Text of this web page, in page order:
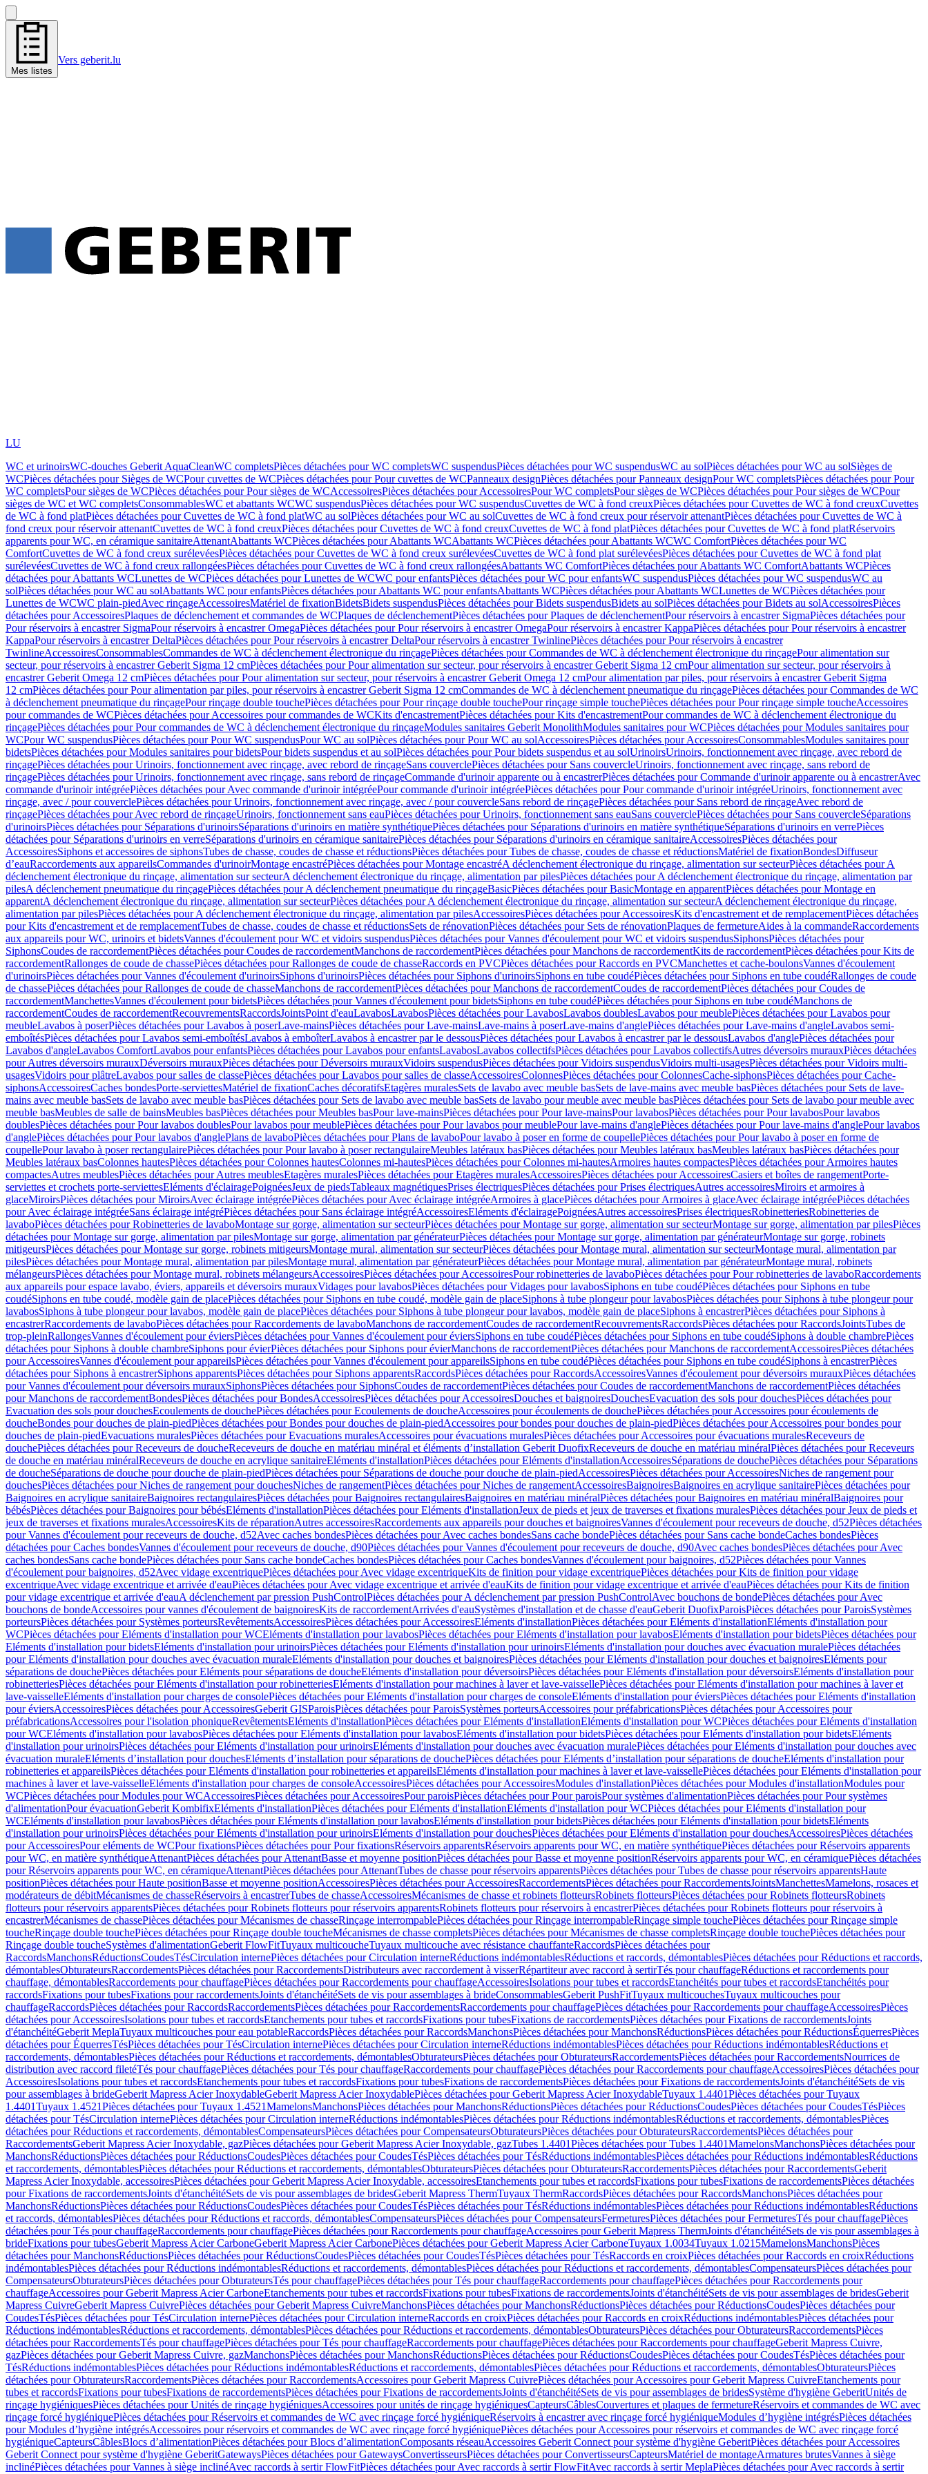
Mes listes
Vers geberit.lu
LU
WC et urinoirsWC-douches Geberit AquaCleanWC completsPièces détachées pour WC completsWC suspendusPièces détachées pour WC suspendusWC au solPièces détachées pour WC au solSièges de
WCPièces détachées pour Sièges de WCPour cuvettes de WCPièces détachées pour Pour cuvettes de WCPanneaux designPièces détachées pour Panneaux designPour WC completsPièces détachées pour Pour
WC completsPour sièges de WCPièces détachées pour Pour sièges de WCAccessoiresPièces détachées pour AccessoiresPour WC completsPour sièges de WCPièces détachées pour Pour sièges de WCPour
sièges de WC et WC completsConsommablesWC et abattants WCWC suspendusPièces détachées pour WC suspendusCuvettes de WC à fond creuxPièces détachées pour Cuvettes de WC à fond creuxCuvettes
de WC à fond platPièces détachées pour Cuvettes de WC à fond platWC au solPièces détachées pour WC au solCuvettes de WC à fond creux pour réservoir attenantPièces détachées pour Cuvettes de WC à
fond creux pour réservoir attenantCuvettes de WC à fond creuxPièces détachées pour Cuvettes de WC à fond creuxCuvettes de WC à fond platPièces détachées pour Cuvettes de WC à fond platRéservoirs
apparents pour WC, en céramique sanitaireAttenantAbattants WCPièces détachées pour Abattants WCAbattants WCPièces détachées pour Abattants WCWC ComfortPièces détachées pour WC
ComfortCuvettes de WC à fond creux surélevéesPièces détachées pour Cuvettes de WC à fond creux surélevéesCuvettes de WC à fond plat surélevéesPièces détachées pour Cuvettes de WC à fond plat
surélevéesCuvettes de WC à fond creux rallongéesPièces détachées pour Cuvettes de WC à fond creux rallongéesAbattants WC ComfortPièces détachées pour Abattants WC ComfortAbattants WCPièces
détachées pour Abattants WCLunettes de WCPièces détachées pour Lunettes de WCWC pour enfantsPièces détachées pour WC pour enfantsWC suspendusPièces détachées pour WC suspendusWC au
solPièces détachées pour WC au solAbattants WC pour enfantsPièces détachées pour Abattants WC pour enfantsAbattants WCPièces détachées pour Abattants WCLunettes de WCPièces détachées pour
Lunettes de WCWC plain-piedAvec rinçageAccessoiresMatériel de fixationBidetsBidets suspendusPièces détachées pour Bidets suspendusBidets au solPièces détachées pour Bidets au solAccessoiresPièces
détachées pour AccessoiresPlaques de déclenchement et commandes de WCPlaques de déclenchementPièces détachées pour Plaques de déclenchementPour réservoirs à encastrer SigmaPièces détachées pour
Pour réservoirs à encastrer SigmaPour réservoirs à encastrer OmegaPièces détachées pour Pour réservoirs à encastrer OmegaPour réservoirs à encastrer KappaPièces détachées pour Pour réservoirs à encastrer
KappaPour réservoirs à encastrer DeltaPièces détachées pour Pour réservoirs à encastrer DeltaPour réservoirs à encastrer TwinlinePièces détachées pour Pour réservoirs à encastrer
TwinlineAccessoiresConsommablesCommandes de WC à déclenchement électronique du rinçagePièces détachées pour Commandes de WC à déclenchement électronique du rinçagePour alimentation sur
secteur, pour réservoirs à encastrer Geberit Sigma 12 cmPièces détachées pour Pour alimentation sur secteur, pour réservoirs à encastrer Geberit Sigma 12 cmPour alimentation sur secteur, pour réservoirs à
encastrer Geberit Omega 12 cmPièces détachées pour Pour alimentation sur secteur, pour réservoirs à encastrer Geberit Omega 12 cmPour alimentation par piles, pour réservoirs à encastrer Geberit Sigma
12 cmPièces détachées pour Pour alimentation par piles, pour réservoirs à encastrer Geberit Sigma 12 cmCommandes de WC à déclenchement pneumatique du rinçagePièces détachées pour Commandes de WC
à déclenchement pneumatique du rinçagePour rinçage double touchePièces détachées pour Pour rinçage double touchePour rinçage simple touchePièces détachées pour Pour rinçage simple toucheAccessoires
pour commandes de WCPièces détachées pour Accessoires pour commandes de WCKits d'encastrementPièces détachées pour Kits d'encastrementPour commandes de WC à déclenchement électronique du
rinçagePièces détachées pour Pour commandes de WC à déclenchement électronique du rinçageModules sanitaires Geberit MonolithModules sanitaires pour WCPièces détachées pour Modules sanitaires pour
WCPour WC suspendusPièces détachées pour Pour WC suspendusPour WC au solPièces détachées pour Pour WC au solAccessoiresPièces détachées pour AccessoiresConsommablesModules sanitaires pour
bidetsPièces détachées pour Modules sanitaires pour bidetsPour bidets suspendus et au solPièces détachées pour Pour bidets suspendus et au solUrinoirsUrinoirs, fonctionnement avec rinçage, avec rebord de
rinçagePièces détachées pour Urinoirs, fonctionnement avec rinçage, avec rebord de rinçageSans couverclePièces détachées pour Sans couvercleUrinoirs, fonctionnement avec rinçage, sans rebord de
rinçagePièces détachées pour Urinoirs, fonctionnement avec rinçage, sans rebord de rinçageCommande d'urinoir apparente ou à encastrerPièces détachées pour Commande d'urinoir apparente ou à encastrerAvec
commande d'urinoir intégréePièces détachées pour Avec commande d'urinoir intégréePour commande d'urinoir intégréePièces détachées pour Pour commande d'urinoir intégréeUrinoirs, fonctionnement avec
rinçage, avec / pour couverclePièces détachées pour Urinoirs, fonctionnement avec rinçage, avec / pour couvercleSans rebord de rinçagePièces détachées pour Sans rebord de rinçageAvec rebord de
rinçagePièces détachées pour Avec rebord de rinçageUrinoirs, fonctionnement sans eauPièces détachées pour Urinoirs, fonctionnement sans eauSans couverclePièces détachées pour Sans couvercleSéparations
d'urinoirsPièces détachées pour Séparations d'urinoirsSéparations d'urinoirs en matière synthétiquePièces détachées pour Séparations d'urinoirs en matière synthétiqueSéparations d'urinoirs en verrePièces
détachées pour Séparations d'urinoirs en verreSéparations d'urinoirs en céramique sanitairePièces détachées pour Séparations d'urinoirs en céramique sanitaireAccessoiresPièces détachées pour
AccessoiresSiphons et accessoires de siphonsTubes de chasse, coudes de chasse et réductionsPièces détachées pour Tubes de chasse, coudes de chasse et réductionsMatériel de fixationBondesDiffuseur
d’eauRaccordements aux appareilsCommandes d'urinoirMontage encastréPièces détachées pour Montage encastréA déclenchement électronique du rinçage, alimentation sur secteurPièces détachées pour A
déclenchement électronique du rinçage, alimentation sur secteurA déclenchement électronique du rinçage, alimentation par pilesPièces détachées pour A déclenchement électronique du rinçage, alimentation par
pilesA déclenchement pneumatique du rinçagePièces détachées pour A déclenchement pneumatique du rinçageBasicPièces détachées pour BasicMontage en apparentPièces détachées pour Montage en
apparentA déclenchement électronique du rinçage, alimentation sur secteurPièces détachées pour A déclenchement électronique du rinçage, alimentation sur secteurA déclenchement électronique du rinçage,
alimentation par pilesPièces détachées pour A déclenchement électronique du rinçage, alimentation par pilesAccessoiresPièces détachées pour AccessoiresKits d'encastrement et de remplacementPièces détachées
pour Kits d'encastrement et de remplacementTubes de chasse, coudes de chasse et réductionsSets de rénovationPièces détachées pour Sets de rénovationPlaques de fermetureAides à la commandeRaccordements
aux appareils pour WC, urinoirs et bidetsVannes d'écoulement pour WC et vidoirs suspendusPièces détachées pour Vannes d'écoulement pour WC et vidoirs suspendusSiphonsPièces détachées pour
SiphonsCoudes de raccordementPièces détachées pour Coudes de raccordementManchons de raccordementPièces détachées pour Manchons de raccordementKits de raccordementPièces détachées pour Kits de
raccordementRallonges de coude de chassePièces détachées pour Rallonges de coude de chasseRaccords en PVCPièces détachées pour Raccords en PVCManchettes et cache-boulonsVannes d'écoulement
d'urinoirsPièces détachées pour Vannes d'écoulement d'urinoirsSiphons d'urinoirsPièces détachées pour Siphons d'urinoirsSiphons en tube coudéPièces détachées pour Siphons en tube coudéRallonges de coude
de chassePièces détachées pour Rallonges de coude de chasseManchons de raccordementPièces détachées pour Manchons de raccordementCoudes de raccordementPièces détachées pour Coudes de
raccordementManchettesVannes d'écoulement pour bidetsPièces détachées pour Vannes d'écoulement pour bidetsSiphons en tube coudéPièces détachées pour Siphons en tube coudéManchons de
raccordementCoudes de raccordementRecouvrementsRaccordsJointsPoint d'eauLavabosLavabosPièces détachées pour LavabosLavabos doublesLavabos pour meublePièces détachées pour Lavabos pour
meubleLavabos à poserPièces détachées pour Lavabos à poserLave-mainsPièces détachées pour Lave-mainsLave-mains à poserLave-mains d'anglePièces détachées pour Lave-mains d'angleLavabos semi-
emboîtésPièces détachées pour Lavabos semi-emboîtésLavabos à emboîterLavabos à encastrer par le dessousPièces détachées pour Lavabos à encastrer par le dessousLavabos d'anglePièces détachées pour
Lavabos d'angleLavabos ComfortLavabos pour enfantsPièces détachées pour Lavabos pour enfantsLavabosLavabos collectifsPièces détachées pour Lavabos collectifsAutres déversoirs murauxPièces détachées
pour Autres déversoirs murauxDéversoirs murauxPièces détachées pour Déversoirs murauxVidoirs suspendusPièces détachées pour Vidoirs suspendusVidoirs multi-usagesPièces détachées pour Vidoirs multi-
usagesVidoirs pour plâtreLavabos pour salles de classePièces détachées pour Lavabos pour salles de classeAccessoiresColonnesPièces détachées pour ColonnesCache-siphonsPièces détachées pour Cache-
siphonsAccessoiresCaches bondesPorte-serviettesMatériel de fixationCaches décoratifsEtagères muralesSets de lavabo avec meuble basSets de lave-mains avec meuble basPièces détachées pour Sets de lave-
mains avec meuble basSets de lavabo avec meuble basPièces détachées pour Sets de lavabo avec meuble basSets de lavabo pour meuble avec meuble basPièces détachées pour Sets de lavabo pour meuble avec
meuble basMeubles de salle de bainsMeubles basPièces détachées pour Meubles basPour lave-mainsPièces détachées pour Pour lave-mainsPour lavabosPièces détachées pour Pour lavabosPour lavabos
doublesPièces détachées pour Pour lavabos doublesPour lavabos pour meublePièces détachées pour Pour lavabos pour meublePour lave-mains d'anglePièces détachées pour Pour lave-mains d'anglePour lavabos
d'anglePièces détachées pour Pour lavabos d'anglePlans de lavaboPièces détachées pour Plans de lavaboPour lavabo à poser en forme de coupellePièces détachées pour Pour lavabo à poser en forme de
coupellePour lavabo à poser rectangulairePièces détachées pour Pour lavabo à poser rectangulaireMeubles latéraux basPièces détachées pour Meubles latéraux basMeubles latéraux basPièces détachées pour
Meubles latéraux basColonnes hautesPièces détachées pour Colonnes hautesColonnes mi-hautesPièces détachées pour Colonnes mi-hautesArmoires hautes compactesPièces détachées pour Armoires hautes
compactesAutres meublesPièces détachées pour Autres meublesEtagères muralesPièces détachées pour Etagères muralesAccessoiresPièces détachées pour AccessoiresCasiers et boîtes de rangementPorte-
serviettes et crochets porte-serviettesEléments d'éclairagePoignéesJeux de piedsTableaux magnétiquesPrises électriquesPièces détachées pour Prises électriquesAutres accessoiresMiroirs et armoires à
glaceMiroirsPièces détachées pour MiroirsAvec éclairage intégréePièces détachées pour Avec éclairage intégréeArmoires à glacePièces détachées pour Armoires à glaceAvec éclairage intégréePièces détachées
pour Avec éclairage intégréeSans éclairage intégréPièces détachées pour Sans éclairage intégréAccessoiresEléments d'éclairagePoignéesAutres accessoiresPrises électriquesRobinetteriesRobinetteries de
lavaboPièces détachées pour Robinetteries de lavaboMontage sur gorge, alimentation sur secteurPièces détachées pour Montage sur gorge, alimentation sur secteurMontage sur gorge, alimentation par pilesPièces
détachées pour Montage sur gorge, alimentation par pilesMontage sur gorge, alimentation par générateurPièces détachées pour Montage sur gorge, alimentation par générateurMontage sur gorge, robinets
mitigeursPièces détachées pour Montage sur gorge, robinets mitigeursMontage mural, alimentation sur secteurPièces détachées pour Montage mural, alimentation sur secteurMontage mural, alimentation par
pilesPièces détachées pour Montage mural, alimentation par pilesMontage mural, alimentation par générateurPièces détachées pour Montage mural, alimentation par générateurMontage mural, robinets
mélangeursPièces détachées pour Montage mural, robinets mélangeursAccessoiresPièces détachées pour AccessoiresPour robinetteries de lavaboPièces détachées pour Pour robinetteries de lavaboRaccordements
aux appareils pour espace lavabo, éviers, appareils et déversoirs murauxVidages pour lavabosPièces détachées pour Vidages pour lavabosSiphons en tube coudéPièces détachées pour Siphons en tube
coudéSiphons en tube coudé, modèle gain de placePièces détachées pour Siphons en tube coudé, modèle gain de placeSiphons à tube plongeur pour lavabosPièces détachées pour Siphons à tube plongeur pour
lavabosSiphons à tube plongeur pour lavabos, modèle gain de placePièces détachées pour Siphons à tube plongeur pour lavabos, modèle gain de placeSiphons à encastrerPièces détachées pour Siphons à
encastrerRaccordements de lavaboPièces détachées pour Raccordements de lavaboManchons de raccordementCoudes de raccordementRecouvrementsRaccordsPièces détachées pour RaccordsJointsTubes de
trop-pleinRallongesVannes d'écoulement pour éviersPièces détachées pour Vannes d'écoulement pour éviersSiphons en tube coudéPièces détachées pour Siphons en tube coudéSiphons à double chambrePièces
détachées pour Siphons à double chambreSiphons pour évierPièces détachées pour Siphons pour évierManchons de raccordementPièces détachées pour Manchons de raccordementAccessoiresPièces détachées
pour AccessoiresVannes d'écoulement pour appareilsPièces détachées pour Vannes d'écoulement pour appareilsSiphons en tube coudéPièces détachées pour Siphons en tube coudéSiphons à encastrerPièces
détachées pour Siphons à encastrerSiphons apparentsPièces détachées pour Siphons apparentsRaccordsPièces détachées pour RaccordsAccessoiresVannes d'écoulement pour déversoirs murauxPièces détachées
pour Vannes d'écoulement pour déversoirs murauxSiphonsPièces détachées pour SiphonsCoudes de raccordementPièces détachées pour Coudes de raccordementManchons de raccordementPièces détachées
pour Manchons de raccordementBondesPièces détachées pour BondesAccessoiresPièces détachées pour AccessoiresDouches et baignoiresDouchesEvacuation des sols pour douchesPièces détachées pour
Evacuation des sols pour douchesEcoulements de douchePièces détachées pour Ecoulements de doucheAccessoires pour écoulements de douchePièces détachées pour Accessoires pour écoulements de
doucheBondes pour douches de plain-piedPièces détachées pour Bondes pour douches de plain-piedAccessoires pour bondes pour douches de plain-piedPièces détachées pour Accessoires pour bondes pour
douches de plain-piedEvacuations muralesPièces détachées pour Evacuations muralesAccessoires pour évacuations muralesPièces détachées pour Accessoires pour évacuations muralesReceveurs de
douchePièces détachées pour Receveurs de doucheReceveurs de douche en matériau minéral et éléments d’installation Geberit DuofixReceveurs de douche en matériau minéralPièces détachées pour Receveurs
de douche en matériau minéralReceveurs de douche en acrylique sanitaireEléments d'installationPièces détachées pour Eléments d'installationAccessoiresSéparations de douchePièces détachées pour Séparations
de doucheSéparations de douche pour douche de plain-piedPièces détachées pour Séparations de douche pour douche de plain-piedAccessoiresPièces détachées pour AccessoiresNiches de rangement pour
douchesPièces détachées pour Niches de rangement pour douchesNiches de rangementPièces détachées pour Niches de rangementAccessoiresBaignoiresBaignoires en acrylique sanitairePièces détachées pour
Baignoires en acrylique sanitaireBaignoires rectangulairesPièces détachées pour Baignoires rectangulairesBaignoires en matériau minéralPièces détachées pour Baignoires en matériau minéralBaignoires pour
bébésPièces détachées pour Baignoires pour bébésEléments d'installationPièces détachées pour Eléments d'installationJeux de pieds et jeux de traverses et fixations muralesPièces détachées pour Jeux de pieds et
jeux de traverses et fixations muralesAccessoiresKits de réparationAutres accessoiresRaccordements aux appareils pour douches et baignoiresVannes d'écoulement pour receveurs de douche, d52Pièces détachées
pour Vannes d'écoulement pour receveurs de douche, d52Avec caches bondesPièces détachées pour Avec caches bondesSans cache bondePièces détachées pour Sans cache bondeCaches bondesPièces
détachées pour Caches bondesVannes d'écoulement pour receveurs de douche, d90Pièces détachées pour Vannes d'écoulement pour receveurs de douche, d90Avec caches bondesPièces détachées pour Avec
caches bondesSans cache bondePièces détachées pour Sans cache bondeCaches bondesPièces détachées pour Caches bondesVannes d'écoulement pour baignoires, d52Pièces détachées pour Vannes
d'écoulement pour baignoires, d52Avec vidage excentriquePièces détachées pour Avec vidage excentriqueKits de finition pour vidage excentriquePièces détachées pour Kits de finition pour vidage
excentriqueAvec vidage excentrique et arrivée d'eauPièces détachées pour Avec vidage excentrique et arrivée d'eauKits de finition pour vidage excentrique et arrivée d'eauPièces détachées pour Kits de finition
pour vidage excentrique et arrivée d'eauA déclenchement par pression PushControlPièces détachées pour A déclenchement par pression PushControlAvec bouchons de bondePièces détachées pour Avec
bouchons de bondeAccessoires pour vannes d'écoulement de baignoiresKits de raccordementArrivées d'eauSystèmes d'installation et de chasse d'eauGeberit DuofixParoisPièces détachées pour ParoisSystèmes
porteursPièces détachées pour Systèmes porteursRevêtementsAccessoiresPièces détachées pour AccessoiresEléments d'installationPièces détachées pour Eléments d'installationEléments d'installation pour
WCPièces détachées pour Eléments d'installation pour WCEléments d'installation pour lavabosPièces détachées pour Eléments d'installation pour lavabosEléments d'installation pour bidetsPièces détachées pour
Eléments d'installation pour bidetsEléments d'installation pour urinoirsPièces détachées pour Eléments d'installation pour urinoirsEléments d'installation pour douches avec évacuation muralePièces détachées
pour Eléments d'installation pour douches avec évacuation muraleEléments d'installation pour douches et baignoiresPièces détachées pour Eléments d'installation pour douches et baignoiresEléments pour
séparations de douchePièces détachées pour Eléments pour séparations de doucheEléments d'installation pour déversoirsPièces détachées pour Eléments d'installation pour déversoirsEléments d'installation pour
robinetteriesPièces détachées pour Eléments d'installation pour robinetteriesEléments d'installation pour machines à laver et lave-vaissellePièces détachées pour Eléments d'installation pour machines à laver et
lave-vaisselleEléments d'installation pour charges de consolePièces détachées pour Eléments d'installation pour charges de consoleEléments d'installation pour éviersPièces détachées pour Eléments d'installation
pour éviersAccessoiresPièces détachées pour AccessoiresGeberit GISParoisPièces détachées pour ParoisSystèmes porteursAccessoires pour préfabricationsPièces détachées pour Accessoires pour
préfabricationsAccessoires pour l'isolation phoniqueRevêtementsEléments d'installationPièces détachées pour Eléments d'installationEléments d'installation pour WCPièces détachées pour Eléments d'installation
pour WCEléments d'installation pour lavabosPièces détachées pour Eléments d'installation pour lavabosEléments d'installation pour bidetsPièces détachées pour Eléments d'installation pour bidetsEléments
d'installation pour urinoirsPièces détachées pour Eléments d'installation pour urinoirsEléments d'installation pour douches avec évacuation muralePièces détachées pour Eléments d'installation pour douches avec
évacuation muraleEléments d’installation pour douchesEléments d’installation pour séparations de douchePièces détachées pour Eléments d’installation pour séparations de doucheEléments d'installation pour
robinetteries et appareilsPièces détachées pour Eléments d'installation pour robinetteries et appareilsEléments d'installation pour machines à laver et lave-vaissellePièces détachées pour Eléments d'installation pour
machines à laver et lave-vaisselleEléments d'installation pour charges de consoleAccessoiresPièces détachées pour AccessoiresModules d'installationPièces détachées pour Modules d'installationModules pour
WCPièces détachées pour Modules pour WCAccessoiresPièces détachées pour AccessoiresPour paroisPièces détachées pour Pour paroisPour systèmes d'alimentationPièces détachées pour Pour systèmes
d'alimentationPour évacuationGeberit KombifixEléments d'installationPièces détachées pour Eléments d'installationEléments d'installation pour WCPièces détachées pour Eléments d'installation pour
WCEléments d'installation pour lavabosPièces détachées pour Eléments d'installation pour lavabosEléments d'installation pour bidetsPièces détachées pour Eléments d'installation pour bidetsEléments
d'installation pour urinoirsPièces détachées pour Eléments d'installation pour urinoirsEléments d'installation pour douchesPièces détachées pour Eléments d'installation pour douchesAccessoiresPièces détachées
pour AccessoiresPour eléments de WCPour fixationsPièces détachées pour Pour fixationsRéservoirs apparentsRéservoirs apparents pour WC, en matière synthétiquePièces détachées pour Réservoirs apparents
pour WC, en matière synthétiqueAttenantPièces détachées pour AttenantBasse et moyenne positionPièces détachées pour Basse et moyenne positionRéservoirs apparents pour WC, en céramiquePièces détachées
pour Réservoirs apparents pour WC, en céramiqueAttenantPièces détachées pour AttenantTubes de chasse pour réservoirs apparentsPièces détachées pour Tubes de chasse pour réservoirs apparentsHaute
positionPièces détachées pour Haute positionBasse et moyenne positionAccessoiresPièces détachées pour AccessoiresRaccordementsPièces détachées pour RaccordementsJointsManchettesMamelons, rosaces et
modérateurs de débitMécanismes de chasseRéservoirs à encastrerTubes de chasseAccessoiresMécanismes de chasse et robinets flotteursRobinets flotteursPièces détachées pour Robinets flotteursRobinets
flotteurs pour réservoirs apparentsPièces détachées pour Robinets flotteurs pour réservoirs apparentsRobinets flotteurs pour réservoirs à encastrerPièces détachées pour Robinets flotteurs pour réservoirs à
encastrerMécanismes de chassePièces détachées pour Mécanismes de chasseRinçage interrompablePièces détachées pour Rinçage interrompableRinçage simple touchePièces détachées pour Rinçage simple
toucheRinçage double touchePièces détachées pour Rinçage double toucheMécanismes de chasse completsPièces détachées pour Mécanismes de chasse completsRinçage double touchePièces détachées pour
Rinçage double toucheSystèmes d'alimentationGeberit FlowFitTuyaux multicoucheTuyaux multicouche avec résistance chauffanteRaccordsPièces détachées pour
RaccordsManchonsRéductionsCoudesTésCirculation internePièces détachées pour Circulation interneRéductions indémontablesRéductions et raccords, démontablesPièces détachées pour Réductions et raccords,
démontablesObturateursRaccordementsPièces détachées pour RaccordementsDistributeurs avec raccordement à visserRépartiteur avec raccord à sertirTés pour chauffageRéductions et raccordements pour
chauffage, démontablesRaccordements pour chauffagePièces détachées pour Raccordements pour chauffageAccessoiresIsolations pour tubes et raccordsEtanchéités pour tubes et raccordsEtanchéités pour
raccordsFixations pour tubesFixations pour raccordementsJoints d'étanchéitéSets de vis pour assemblages à brideConsommablesGeberit PushFitTuyaux multicouchesTuyaux multicouches pour
chauffageRaccordsPièces détachées pour RaccordsRaccordementsPièces détachées pour RaccordementsRaccordements pour chauffagePièces détachées pour Raccordements pour chauffageAccessoiresPièces
détachées pour AccessoiresIsolations pour tubes et raccordsEtanchements pour tubes et raccordsFixations pour tubesFixations de raccordementsPièces détachées pour Fixations de raccordementsJoints
d'étanchéitéGeberit MeplaTuyaux multicouches pour eau potableRaccordsPièces détachées pour RaccordsManchonsPièces détachées pour ManchonsRéductionsPièces détachées pour RéductionsÉquerresPièces
détachées pour ÉquerresTésPièces détachées pour TésCirculation internePièces détachées pour Circulation interneRéductions indémontablesPièces détachées pour Réductions indémontablesRéductions et
raccordements, démontablesPièces détachées pour Réductions et raccordements, démontablesObturateursPièces détachées pour ObturateursRaccordementsPièces détachées pour RaccordementsNourrices de
distribution avec raccord filetéTés pour chauffagePièces détachées pour Tés pour chauffageRaccordements pour chauffagePièces détachées pour Raccordements pour chauffageAccessoiresPièces détachées pour
AccessoiresIsolations pour tubes et raccordsEtanchements pour tubes et raccordsFixations pour tubesFixations de raccordementsPièces détachées pour Fixations de raccordementsJoints d'étanchéitéSets de vis
pour assemblages à brideGeberit Mapress Acier InoxydableGeberit Mapress Acier InoxydablePièces détachées pour Geberit Mapress Acier InoxydableTuyaux 1.4401Pièces détachées pour Tuyaux
1.4401Tuyaux 1.4521Pièces détachées pour Tuyaux 1.4521MamelonsManchonsPièces détachées pour ManchonsRéductionsPièces détachées pour RéductionsCoudesPièces détachées pour CoudesTésPièces
détachées pour TésCirculation internePièces détachées pour Circulation interneRéductions indémontablesPièces détachées pour Réductions indémontablesRéductions et raccordements, démontablesPièces
détachées pour Réductions et raccordements, démontablesCompensateursPièces détachées pour CompensateursObturateursPièces détachées pour ObturateursRaccordementsPièces détachées pour
RaccordementsGeberit Mapress Acier Inoxydable, gazPièces détachées pour Geberit Mapress Acier Inoxydable, gazTubes 1.4401Pièces détachées pour Tubes 1.4401MamelonsManchonsPièces détachées pour
ManchonsRéductionsPièces détachées pour RéductionsCoudesPièces détachées pour CoudesTésPièces détachées pour TésRéductions indémontablesPièces détachées pour Réductions indémontablesRéductions
et raccordements, démontablesPièces détachées pour Réductions et raccordements, démontablesObturateursPièces détachées pour ObturateursRaccordementsPièces détachées pour RaccordementsGeberit
Mapress Acier Inoxydable, accessoiresPièces détachées pour Geberit Mapress Acier Inoxydable, accessoiresEtanchements pour tubes et raccordsFixations pour tubesFixations de raccordementsPièces détachées
pour Fixations de raccordementsJoints d'étanchéitéSets de vis pour assemblages de bridesGeberit Mapress ThermTuyaux ThermRaccordsPièces détachées pour RaccordsManchonsPièces détachées pour
ManchonsRéductionsPièces détachées pour RéductionsCoudesPièces détachées pour CoudesTésPièces détachées pour TésRéductions indémontablesPièces détachées pour Réductions indémontablesRéductions
et raccords, démontablesPièces détachées pour Réductions et raccords, démontablesCompensateursPièces détachées pour CompensateursFermeturesPièces détachées pour FermeturesTés pour chauffagePièces
détachées pour Tés pour chauffageRaccordements pour chauffagePièces détachées pour Raccordements pour chauffageAccessoires pour Geberit Mapress ThermJoints d'étanchéitéSets de vis pour assemblages à
brideFixations pour tubesGeberit Mapress Acier CarboneGeberit Mapress Acier CarbonePièces détachées pour Geberit Mapress Acier CarboneTuyaux 1.0034Tuyaux 1.0215MamelonsManchonsPièces
détachées pour ManchonsRéductionsPièces détachées pour RéductionsCoudesPièces détachées pour CoudesTésPièces détachées pour TésRaccords en croixPièces détachées pour Raccords en croixRéductions
indémontablesPièces détachées pour Réductions indémontablesRéductions et raccordements, démontablesPièces détachées pour Réductions et raccordements, démontablesCompensateursPièces détachées pour
CompensateursObturateursPièces détachées pour ObturateursTés pour chauffagePièces détachées pour Tés pour chauffageRaccordements pour chauffagePièces détachées pour Raccordements pour
chauffageAccessoires pour Geberit Mapress Acier CarboneEtanchements pour tubes et raccordsFixations pour tubesFixations de raccordementsJoints d'étanchéitéSets de vis pour assemblages de bridesGeberit
Mapress CuivreGeberit Mapress CuivrePièces détachées pour Geberit Mapress CuivreManchonsPièces détachées pour ManchonsRéductionsPièces détachées pour RéductionsCoudesPièces détachées pour
CoudesTésPièces détachées pour TésCirculation internePièces détachées pour Circulation interneRaccords en croixPièces détachées pour Raccords en croixRéductions indémontablesPièces détachées pour
Réductions indémontablesRéductions et raccordements, démontablesPièces détachées pour Réductions et raccordements, démontablesObturateursPièces détachées pour ObturateursRaccordementsPièces
détachées pour RaccordementsTés pour chauffagePièces détachées pour Tés pour chauffageRaccordements pour chauffagePièces détachées pour Raccordements pour chauffageGeberit Mapress Cuivre,
gazPièces détachées pour Geberit Mapress Cuivre, gazManchonsPièces détachées pour ManchonsRéductionsPièces détachées pour RéductionsCoudesPièces détachées pour CoudesTésPièces détachées pour
TésRéductions indémontablesPièces détachées pour Réductions indémontablesRéductions et raccordements, démontablesPièces détachées pour Réductions et raccordements, démontablesObturateursPièces
détachées pour ObturateursRaccordementsPièces détachées pour RaccordementsAccessoires pour Geberit Mapress CuivrePièces détachées pour Accessoires pour Geberit Mapress CuivreEtanchements pour
tubes et raccordsFixations pour tubesFixations de raccordementsPièces détachées pour Fixations de raccordementsJoints d'étanchéitéSets de vis pour assemblages de bridesSystème d'hygiène GeberitUnités de
rinçage hygiéniquesPièces détachées pour Unités de rinçage hygiéniquesAccessoires pour unités de rinçage hygiéniquesCapteursCâblesCouvertures et plaques de fermetureRéservoirs et commandes de WC avec
rinçage forcé hygiéniquePièces détachées pour Réservoirs et commandes de WC avec rinçage forcé hygiéniqueRéservoirs à encastrer avec rinçage forcé hygiéniqueModules d’hygiène intégrésPièces détachées
pour Modules d’hygiène intégrésAccessoires pour réservoirs et commandes de WC avec rinçage forcé hygiéniquePièces détachées pour Accessoires pour réservoirs et commandes de WC avec rinçage forcé
hygiéniqueCapteursCâblesBlocs d’alimentationPièces détachées pour Blocs d’alimentationComposants réseauAccessoires Geberit Connect pour système d'hygiène GeberitPièces détachées pour Accessoires
Geberit Connect pour système d'hygiène GeberitGatewaysPièces détachées pour GatewaysConvertisseursPièces détachées pour ConvertisseursCapteursMatériel de montageArmatures brutesVannes à siège
inclinéPièces détachées pour Vannes à siège inclinéAvec raccords à sertir FlowFitPièces détachées pour Avec raccords à sertir FlowFitAvec raccords à sertir MeplaPièces détachées pour Avec raccords à sertir